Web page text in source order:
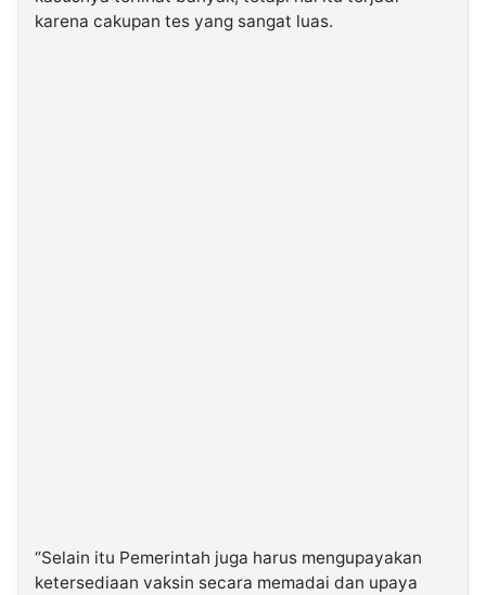
karena cakupan tes yang sangat luas.
“Selain itu Pemerintah juga harus mengupayakan
ketersediaan vaksin secara memadai dan upaya